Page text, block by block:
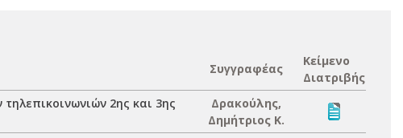
Συγγραφέας
Κείμενο
Διατριβής
2ης και 3ης
Δρακούλης,
Δημήτριος Κ.